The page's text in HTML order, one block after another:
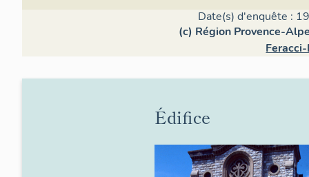
Date(s) d'enquête :
(c) Région Provence-
Édifice